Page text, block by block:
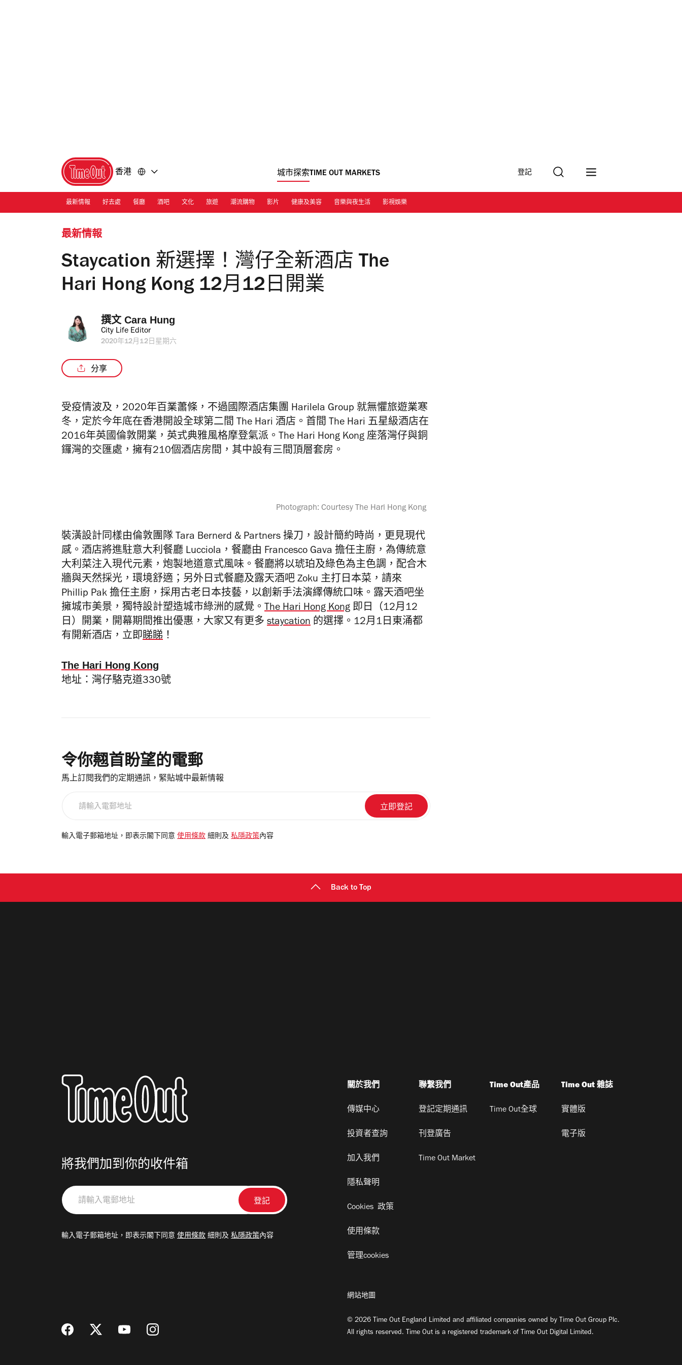
香港 城市探索TIME OUT MARKETS 登記
最新情報 好去處 餐廳 酒吧 文化 旅遊 潮流購物 影片 健康及美容 音樂與夜生活 影視娛樂
最新情報
Staycation 新選擇！灣仔全新酒店 The
Hari Hong Kong 12月12日開業
撰文 Cara Hung
City Life Editor
2020年12月12日星期六
分享
受疫情波及，2020年百業蕭條，不過國際酒店集團 Harilela Group 就無懼旅遊業寒
冬，定於今年底在香港開設全球第二間 The Hari 酒店。首間 The Hari 五星級酒店在
2016年英國倫敦開業，英式典雅風格摩登氣派。The Hari Hong Kong 座落灣仔與銅
鑼灣的交匯處，擁有210個酒店房間，其中設有三間頂層套房。
Photograph: Courtesy The Hari Hong Kong
裝潢設計同樣由倫敦團隊 Tara Bernerd & Partners 操刀，設計簡約時尚，更見現代
感。酒店將進駐意大利餐廳 Lucciola，餐廳由 Francesco Gava 擔任主廚，為傳統意
大利菜注入現代元素，炮製地道意式風味。餐廳將以琥珀及綠色為主色調，配合木
牆與天然採光，環境舒適；另外日式餐廳及露天酒吧 Zoku 主打日本菜，請來
Phillip Pak 擔任主廚，採用古老日本技藝，以創新手法演繹傳統口味。露天酒吧坐
擁城市美景，獨特設計塑造城市綠洲的感覺。 The Hari Hong Kong 即日（12月12
日）開業，開幕期間推出優惠，大家又有更多 staycation 的選擇 。12月1日東涌都
有開新酒店，立即睇睇 ！
The Hari Hong Kong
地址：灣仔駱克道330號
令你翹首盼望的電郵
馬上訂閱我們的定期通訊，緊貼城中最新情報
電
輸入電子郵箱地址，即表示閣下同意 使用條款 細則及 私隱政策 內容
Back to Top
將我們加到你的收件箱
請
輸
郵
輸入電子郵箱地址，即表示閣下同意 使用條款 細則及 私隱政策內容
關於我們
傳媒中心
投資者查詢
加入我們
隱私聲明
Cookies 政策
使用條款
管理cookies
聯繫我們
登記定期通訊
刊登廣告
Time Out Market
Time Out產品
Time Out全球
Time Out 雜誌
實體版
電子版
網站地圖
© 2026 Time Out England Limited and affiliated companies owned by Time Out Group Plc.
All rights reserved. Time Out is a registered trademark of Time Out Digital Limited.